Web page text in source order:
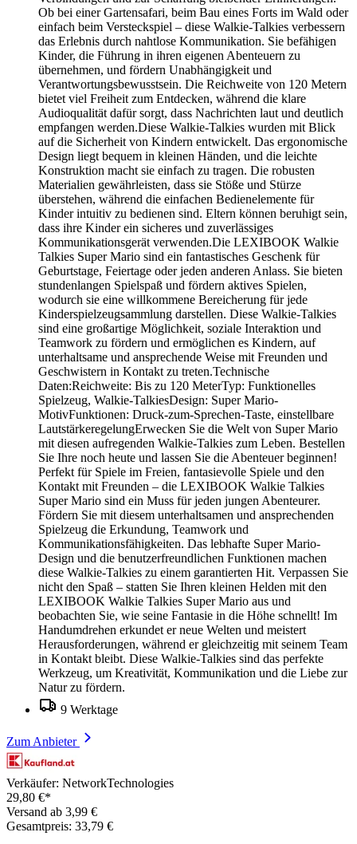
Ob bei einer Gartensafari, beim Bau eines Forts im Wald oder
einfach beim Versteckspiel – diese Walkie-Talkies verbessern
das Erlebnis durch nahtlose Kommunikation. Sie befähigen
Kinder, die Führung in ihren eigenen Abenteuern zu
übernehmen, und fördern Unabhängigkeit und
Verantwortungsbewusstsein. Die Reichweite von 120 Metern
bietet viel Freiheit zum Entdecken, während die klare
Audioqualität dafür sorgt, dass Nachrichten laut und deutlich
empfangen werden.Diese Walkie-Talkies wurden mit Blick
auf die Sicherheit von Kindern entwickelt. Das ergonomische
Design liegt bequem in kleinen Händen, und die leichte
Konstruktion macht sie einfach zu tragen. Die robusten
Materialien gewährleisten, dass sie Stöße und Stürze
überstehen, während die einfachen Bedienelemente für
Kinder intuitiv zu bedienen sind. Eltern können beruhigt sein,
dass ihre Kinder ein sicheres und zuverlässiges
Kommunikationsgerät verwenden.Die LEXIBOOK Walkie
Talkies Super Mario sind ein fantastisches Geschenk für
Geburtstage, Feiertage oder jeden anderen Anlass. Sie bieten
stundenlangen Spielspaß und fördern aktives Spielen,
wodurch sie eine willkommene Bereicherung für jede
Kinderspielzeugsammlung darstellen. Diese Walkie-Talkies
sind eine großartige Möglichkeit, soziale Interaktion und
Teamwork zu fördern und ermöglichen es Kindern, auf
unterhaltsame und ansprechende Weise mit Freunden und
Geschwistern in Kontakt zu treten.Technische
Daten:Reichweite: Bis zu 120 MeterTyp: Funktionelles
Spielzeug, Walkie-TalkiesDesign: Super Mario-
MotivFunktionen: Druck-zum-Sprechen-Taste, einstellbare
LautstärkeregelungErwecken Sie die Welt von Super Mario
mit diesen aufregenden Walkie-Talkies zum Leben. Bestellen
Sie Ihre noch heute und lassen Sie die Abenteuer beginnen!
Perfekt für Spiele im Freien, fantasievolle Spiele und den
Kontakt mit Freunden – die LEXIBOOK Walkie Talkies
Super Mario sind ein Muss für jeden jungen Abenteurer.
Fördern Sie mit diesem unterhaltsamen und ansprechenden
Spielzeug die Erkundung, Teamwork und
Kommunikationsfähigkeiten. Das lebhafte Super Mario-
Design und die benutzerfreundlichen Funktionen machen
diese Walkie-Talkies zu einem garantierten Hit. Verpassen Sie
nicht den Spaß – statten Sie Ihren kleinen Helden mit den
LEXIBOOK Walkie Talkies Super Mario aus und
beobachten Sie, wie seine Fantasie in die Höhe schnellt! Im
Handumdrehen erkundet er neue Welten und meistert
Herausforderungen, während er gleichzeitig mit seinem Team
in Kontakt bleibt. Diese Walkie-Talkies sind das perfekte
Werkzeug, um Kreativität, Kommunikation und die Liebe zur
Natur zu fördern.
9 Werktage
Zum Anbieter
Verkäufer: NetworkTechnologies
29,80 €*
Versand ab 3,99 €
Gesamtpreis: 33,79 €